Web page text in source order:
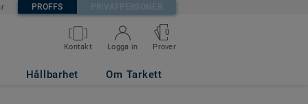
PROFFS PRIVATPERSONER
Kontakt Logga in
0
Prover
Hållbarhet Om Tarkett